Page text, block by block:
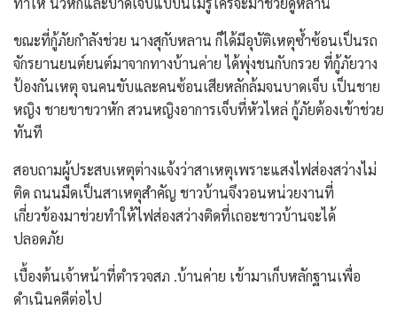
ขณะที่กู้ภัยกำลังช่วย นางสุกับหลาน ก็ได้มีอุบัติเหตุซ้ำซ้อนเป็นรถ
จักรยานยนต์ยนต์มาจากทางบ้านค่าย ได้พุ่งชนกับกรวย ที่กู้ภัยวาง
ป้องกันเหตุ จนคนขับและคนซ้อนเสียหลักล้มจนบาดเจ็บ เป็นชาย
หญิง ชายขาขวาหัก สวนหญิงอาการเจ็บที่หัวไหล่ กู้ภัยต้องเข้าช่วย
ทันที
สอบถามผู้ประสบเหตุต่างแจ้งว่าสาเหตุเพราะแสงไฟส่องสว่างไม่
ติด ถนนมืดเป็นสาเหตุสำคัญ ชาวบ้านจึงวอนหน่วยงานที่
เกี่ยวข้องมาช่วยทำให้ไฟส่องสว่างติดที่เถอะชาวบ้านจะได้
ปลอดภัย
เบื้องต้นเจ้าหน้าที่ตำรวจสภ .บ้านค่าย เข้ามาเก็บหลักฐานเพื่อ
ดำเนินคดีต่อไป